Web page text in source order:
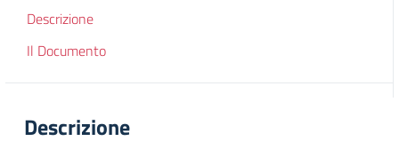
Descrizione
Il Documento
Descrizione